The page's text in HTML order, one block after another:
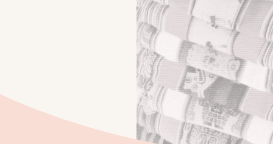
Scopri i libri da leggere online messi a disposizione da
La Mamita. Libri inediti a pubblicazioni periodiche.